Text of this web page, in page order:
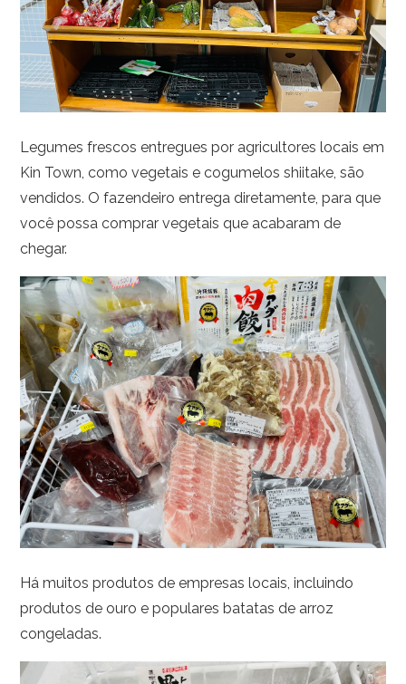
Legumes frescos entregues por agricultores locais em
Kin Town, como vegetais e cogumelos shiitake, são
vendidos. O fazendeiro entrega diretamente, para que
você possa comprar vegetais que acabaram de
chegar.
Há muitos produtos de empresas locais, incluindo
produtos de ouro e populares batatas de arroz
congeladas.